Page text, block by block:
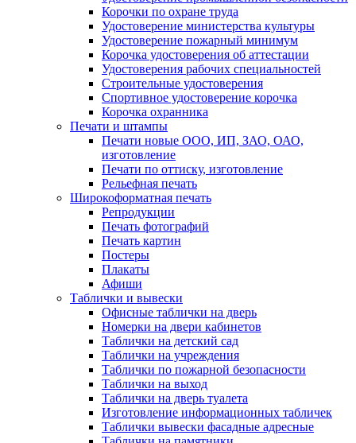
Корочки по охране труда
Удостоверение министерства культуры
Удостоверение пожарный минимум
Корочка удостоверения об аттестации
Удостоверения рабочих специальностей
Строительные удостоверения
Спортивное удостоверение корочка
Корочка охранника
Печати и штампы
Печати новые ООО, ИП, ЗАО, ОАО,
изготовление
Печати по оттиску, изготовление
Рельефная печать
Широкоформатная печать
Репродукции
Печать фотографий
Печать картин
Постеры
Плакаты
Афиши
Таблички и вывески
Офисные таблички на дверь
Номерки на двери кабинетов
Таблички на детский сад
Таблички на учреждения
Таблички по пожарной безопасности
Таблички на выход
Таблички на дверь туалета
Изготовление информационных табличек
Таблички вывески фасадные адресные